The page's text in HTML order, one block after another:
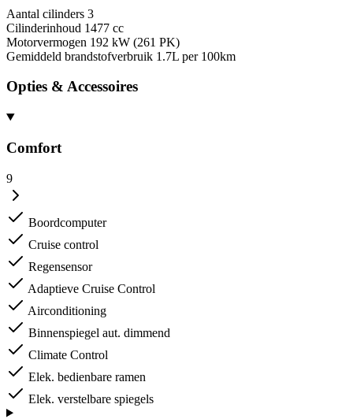
Aantal cilinders 3
Cilinderinhoud 1477 cc
Motorvermogen 192 kW (261 PK)
Gemiddeld brandstofverbruik 1.7L per 100km
Opties & Accessoires
Comfort
9
Boordcomputer
Cruise control
Regensensor
Adaptieve Cruise Control
Airconditioning
Binnenspiegel aut. dimmend
Climate Control
Elek. bedienbare ramen
Elek. verstelbare spiegels